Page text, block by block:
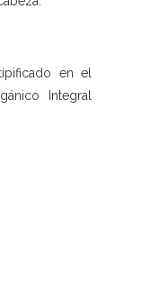
en el
Integral